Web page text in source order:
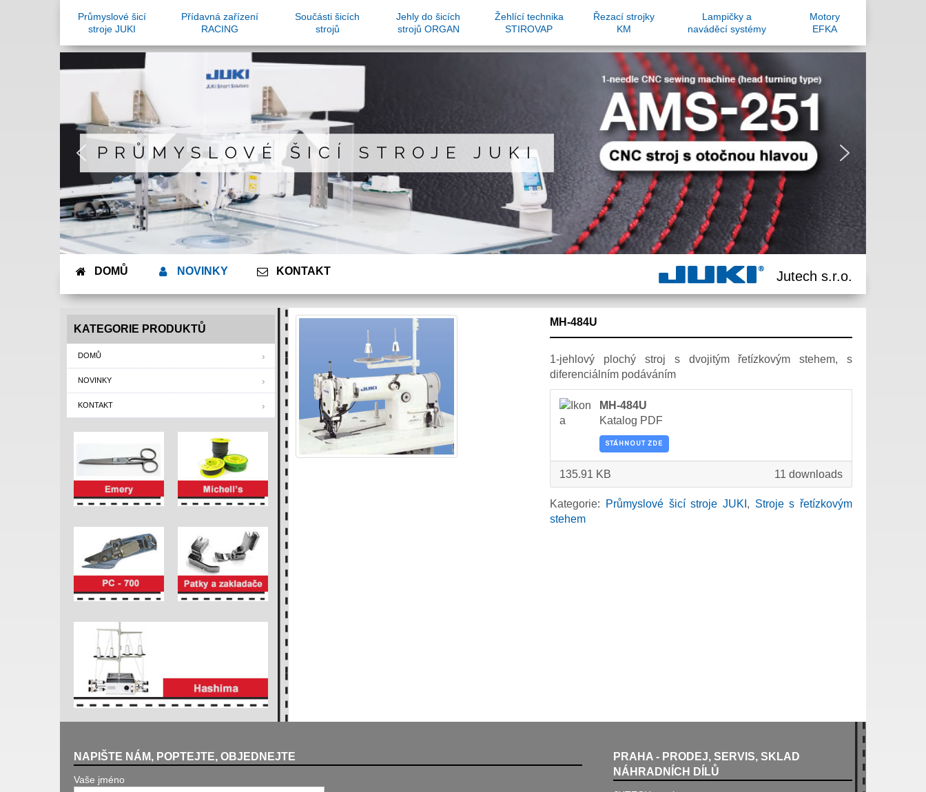
Průmyslové šicí
stroje JUKI
Přídavná zařízení
RACING
Součásti šicích
strojů
Jehly do šicích
strojů ORGAN
Žehlící technika
STIROVAP
Řezací strojky
KM
Lampičky a
naváděcí systémy
Motory
EFKA
PRŮMYSLOVÉ ŠICÍ STROJE JUKI
Jutech s.r.o.
DOMŮ NOVINKY KONTAKT
KATEGORIE PRODUKTŮ
DOMŮ
NOVINKY
KONTAKT
MH-484U
1-jehlový plochý stroj s dvojitým řetízkovým stehem, s
diferenciálním podáváním
MH-484U
Katalog PDF
STÁHNOUT ZDE
11 downloads
135.91 KB
Kategorie: Průmyslové šicí stroje JUKI , Stroje s řetízkovým
stehem
NAPIŠTE NÁM, POPTEJTE, OBJEDNEJTE
Vaše jméno
PRAHA - PRODEJ, SERVIS, SKLAD
NÁHRADNÍCH DÍLŮ